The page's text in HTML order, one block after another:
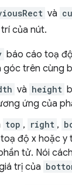
và
của nút.
báo cáo toạ
trên cùng
và height
ứng của
top , right ,
độ x hoặc y
tử. Nói
trị của